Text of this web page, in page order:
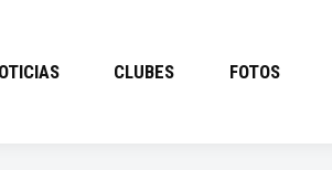
CLUBES FOTOS